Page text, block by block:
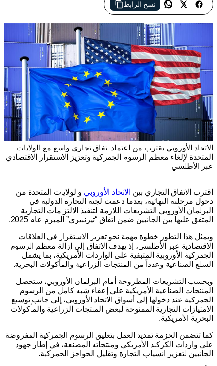
نسخ الرابط
الاتحاد الأوروبي يقترب من اعتماد اتفاق تجاري واسع مع الولايات
المتحدة لإلغاء معظم الرسوم الجمركية وتعزيز الاستقرار الاقتصادي
عبر الأطلسي
اقترب الاتفاق التجاري بين الاتحاد الأوروبي والولايات المتحدة من
دخول مرحلته النهائية، بعدما دعمت لجنة التجارة الدولية في
البرلمان الأوروبي التشريعات اللازمة لتنفيذ الالتزامات التجارية
المتفق عليها بين الجانبين ضمن اتفاق “تيرنبيري” المبرم عام 2025.
ويمثل هذا التطور خطوة مهمة نحو تعزيز الاستقرار في العلاقات
الاقتصادية عبر الأطلسي، إذ يهدف الاتفاق إلى إزالة معظم الرسوم
الجمركية الأوروبية المتبقية على الواردات الأمريكية، بما يشمل
السلع الصناعية وعدداً من المنتجات الزراعية والمأكولات البحرية.
وبحسب التشريعات المطروحة أمام البرلمان الأوروبي، ستحصل
المنتجات الصناعية الأمريكية على إعفاء شبه كامل من الرسوم
الجمركية عند دخولها إلى أسواق الاتحاد الأوروبي، إلى جانب توسيع
الامتيازات التجارية الممنوحة لبعض المنتجات الزراعية والمأكولات
البحرية الأمريكية.
كما تتضمن الحزمة تمديد العمل بتعليق الرسوم الجمركية المفروضة
على واردات الكركند الأمريكي ومنتجاته المصنعة، في إطار جهود
الجانبين لتعزيز انسياب التجارة وتقليل الحواجز الجمركية.